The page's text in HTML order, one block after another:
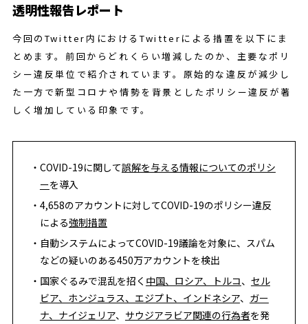
透明性報告レポート
今回のTwitter内におけるTwitterによる措置を以下にま
とめます。前回からどれくらい増減したのか、主要なポリ
シー違反単位で紹介されています。原始的な違反が減少し
た一方で新型コロナや情勢を背景としたポリシー違反が著
しく増加している印象です。
COVID-19に関して誤解を与える情報についてのポリシ
ーを導入
4,658のアカウントに対してCOVID-19のポリシー違反
による強制措置
自動システムによってCOVID-19議論を対象に、スパム
などの疑いのある450万アカウントを検出
国家ぐるみで混乱を招く 中国、ロシア、トルコ、 セル
ビア、ホンジュラス、エジプト、インドネシア、 ガー
ナ、ナイジェリア、 サウジアラビア関連の行為者を発